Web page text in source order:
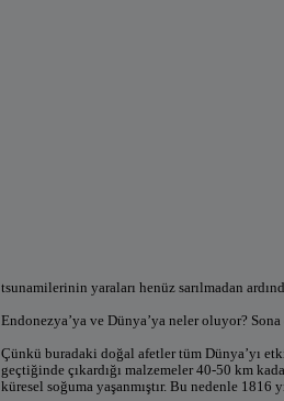
tsunamilerinin yaraları henüz sarılmadan
Endonezya’ya ve Dünya’ya neler oluyor?
Çünkü buradaki doğal afetler tüm Dünya’yı
geçtiğinde çıkardığı malzemeler 40-50 km
küresel soğuma yaşanmıştır. Bu nedenle 1816